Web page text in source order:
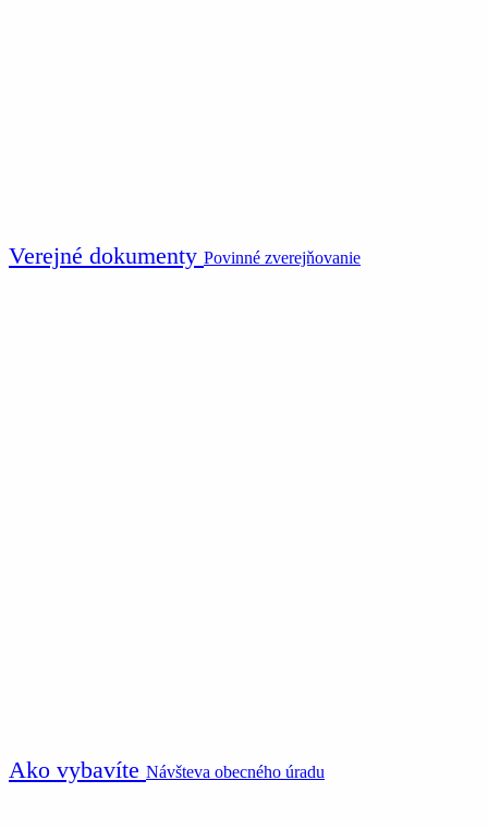
Verejné dokumenty Povinné zverejňovanie
Ako vybavíte Návšteva obecného úradu